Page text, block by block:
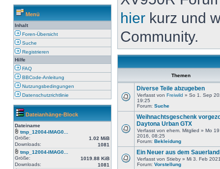
Menü
Inhalt
Foren-Übersicht
Suche
Registrieren
Hilfe
FAQ
BBCode-Anleitung
Nutzungsbedingungen
Datenschutzrichtlinie
Dateianhänge-Block
Dateiname
tmp_12004-IMAG0...
Größe:
1.02 MiB
Downloads:
1081
tmp_12004-IMAG0...
Größe:
1019.88 KiB
Downloads:
1081
hier kurz und
Community.
Themen
Diverse Teile abzugeben
Verfasst von Freiwild » So 1. Sep
19:25
Forum: Suche
Weihnachtsgeschenk
Daytona Urban GTX
Verfasst von ehem. Mitglied » Mo
2016, 08:25
Forum: Bekleidung
Ein Neuer aus dem Sauerland
Verfasst von Stieby » Mi 3. Feb
Forum: Vorstellung